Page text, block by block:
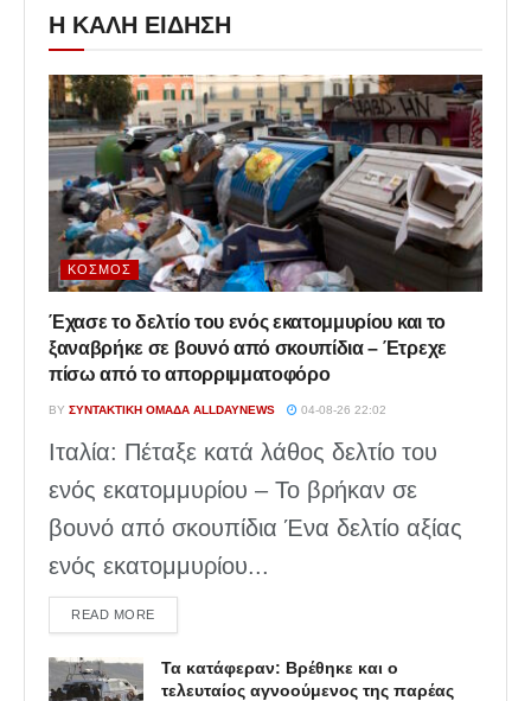
Η ΚΑΛΗ ΕΙΔΗΣΗ
ΚΌΣΜΟΣ
Έχασε το δελτίο του ενός εκατομμυρίου και το
ξαναβρήκε σε βουνό από σκουπίδια – Έτρεχε
πίσω από το απορριμματοφόρο
BY ΣΥΝΤΑΚΤΙΚΉ ΟΜΆΔΑ ALLDAYNEWS 04-08-26 22:02
Ιταλία: Πέταξε κατά λάθος δελτίο του
ενός εκατομμυρίου – Το βρήκαν σε
βουνό από σκουπίδια Ένα δελτίο αξίας
ενός εκατομμυρίου...
READ MOREDETAILS
Τα κατάφεραν: Βρέθηκε και ο
τελευταίος αγνοούμενος της παρέας